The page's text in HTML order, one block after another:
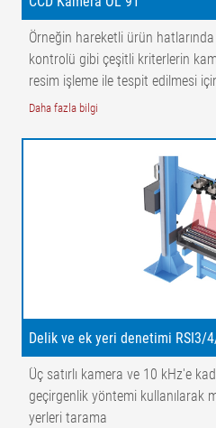
Örneğin hareketli ürün
kontrolü gibi çeşitli kriterlerin
resim işleme ile tespit edilmesi
Daha fazla bilgi
Delik ve ek yeri denetimi RSI3/
Üç satırlı kamera ve 10 kHz'e
geçirgenlik yöntemi kullanılarak
yerleri tarama